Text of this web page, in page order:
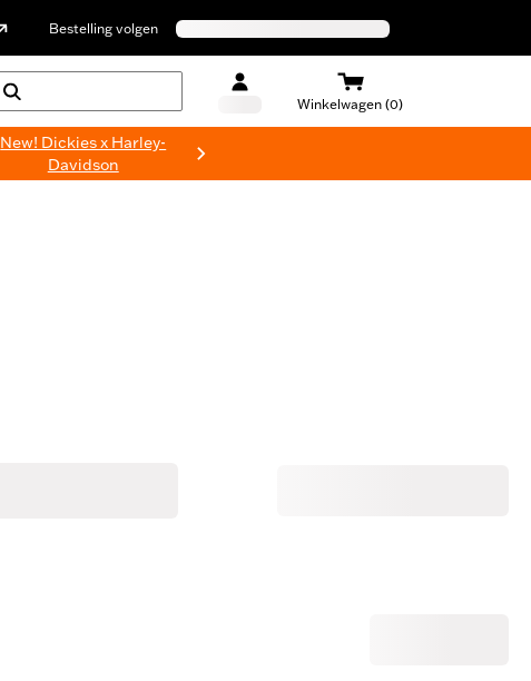
Bestelling volgen
Winkelwagen (0)
New! Dickies x Harley-
Davidson